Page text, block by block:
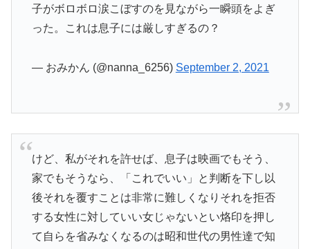
子がボロボロ涙こぼすのを見ながら一瞬頭をよぎ
った。これは息子には厳しすぎるの？
— おみかん (@nanna_6256) September 2, 2021
けど、私がそれを許せば、息子は映画でもそう、
家でもそうなら、「これでいい」と判断を下し以
後それを覆すことは非常に難しくなりそれを拒否
する女性に対していい女じゃないとい烙印を押し
て自らを省みなくなるのは昭和世代の男性達で知